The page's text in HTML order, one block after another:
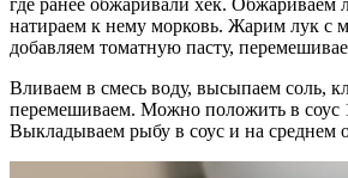
где ранее обжаривали хек. Обжариваем
натираем к нему морковь. Жарим лук с
добавляем томатную пасту,
Вливаем в смесь воду, высыпаем соль,
перемешиваем. Можно положить в соус
Выкладываем рыбу в соус и на среднем